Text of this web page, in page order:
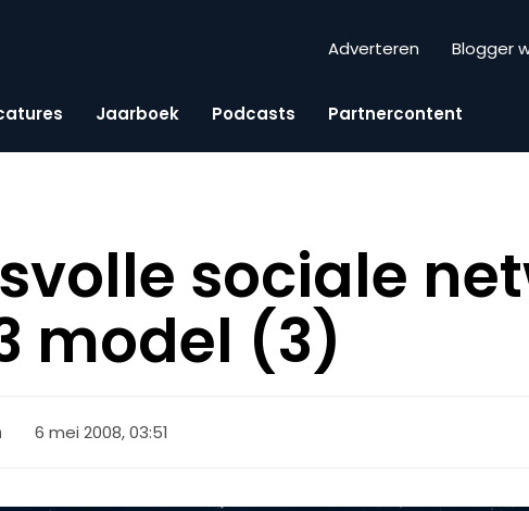
Adverteren Blogger
Jaarboek Podcasts Partnercontent
sociale
model (3)
6 mei 2008, 03:51